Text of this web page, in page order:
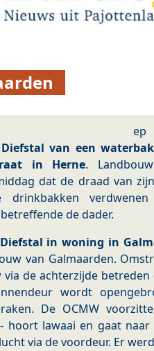
ep
Diefstal van een
in Herne.
dat de draad van
drinkbakken
de dader.
Diefstal in woning in
van Galmaarden.
via de achterzijde
wordt
De OCMW
hoort lawaai en gaat
via de voordeur. Er